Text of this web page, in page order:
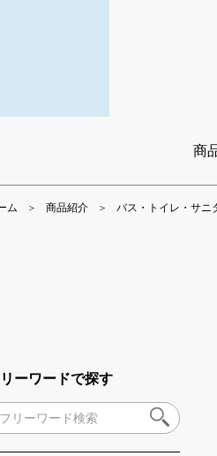
商
ム 商品紹介 バス・トイレ・サニ
ーワードで探す